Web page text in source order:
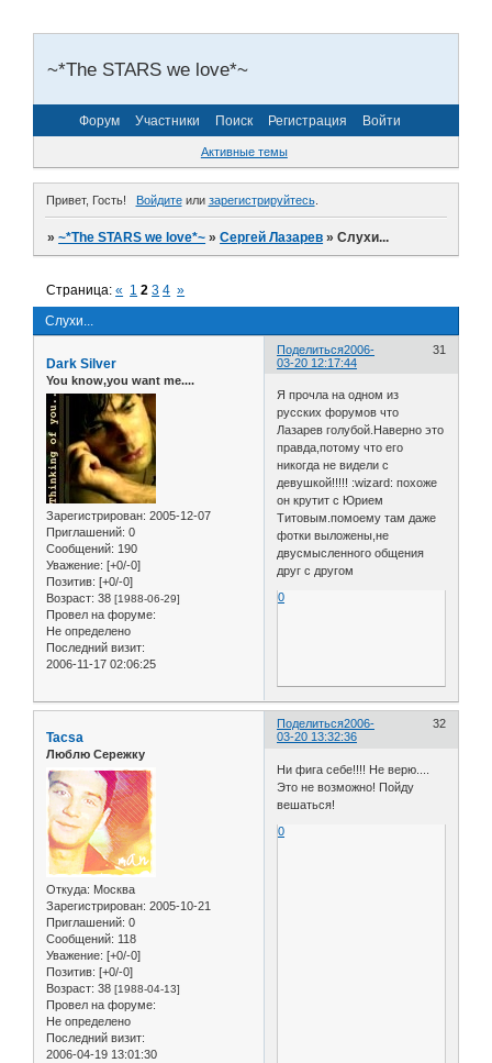
~*The STARS we love*~
Форум Участники Поиск Регистрация Войти
Активные темы
Привет, Гость! Войдитеили зарегистрируйтесь.
»~*The STARS we love*~ »Сергей Лазарев »Слухи...
Слухи...
Страница:« 1 2 3 4 »
Поделиться 31
2006-
03-20 12:17:44
Dark Silver
You know,you want me....
Зарегистрирован: 2005-12-07
Приглашений: 0
Сообщений: 190
Уважение: [+0/-0]
Позитив: [+0/-0]
Возраст: 38 [1988-06-29]
Провел на форуме:
Не определено
Последний визит:
2006-11-17 02:06:25
Я прочла на одном из
русских форумов что
Лазарев голубой.Наверно это
правда,потому что его
никогда не видели с
девушкой!!!!! :wizard: похоже
он крутит с Юрием
Титовым.помоему там даже
фотки выложены,не
двусмысленного общения
друг с другом
0
Поделиться 32
2006-
03-20 13:32:36
Tacsa
Люблю Сережку
Откуда: Москва
Зарегистрирован: 2005-10-21
Приглашений: 0
Сообщений: 118
Уважение: [+0/-0]
Позитив: [+0/-0]
Возраст: 38 [1988-04-13]
Провел на форуме:
Не определено
Последний визит:
2006-04-19 13:01:30
Ни фига себе!!!! Не верю....
Это не возможно! Пойду
вешаться!
0